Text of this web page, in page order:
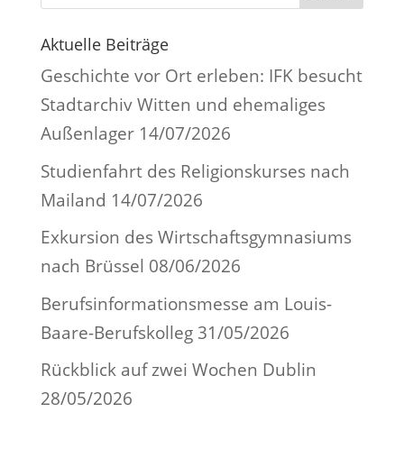
Aktuelle Beiträge
Geschichte vor Ort erleben: IFK besucht
Stadtarchiv Witten und ehemaliges
Außenlager 14/07/2026
Studienfahrt des Religionskurses nach
Mailand 14/07/2026
Exkursion des Wirtschaftsgymnasiums
nach Brüssel 08/06/2026
Berufsinformationsmesse am Louis-
Baare-Berufskolleg 31/05/2026
Rückblick auf zwei Wochen Dublin
28/05/2026